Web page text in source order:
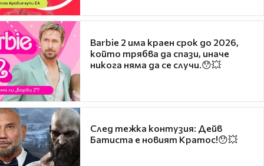
Barbie 2 има краен срок до 2026,
който трябва да спази, иначе
никога няма да се случи.😯💥
След тежка контузия: Дейв
Батиста е новият Кратос!😯💥